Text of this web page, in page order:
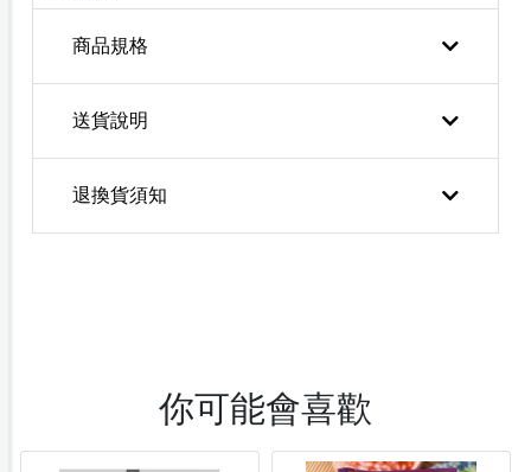
商品規格
送貨說明
退換貨須知
你可能會喜歡